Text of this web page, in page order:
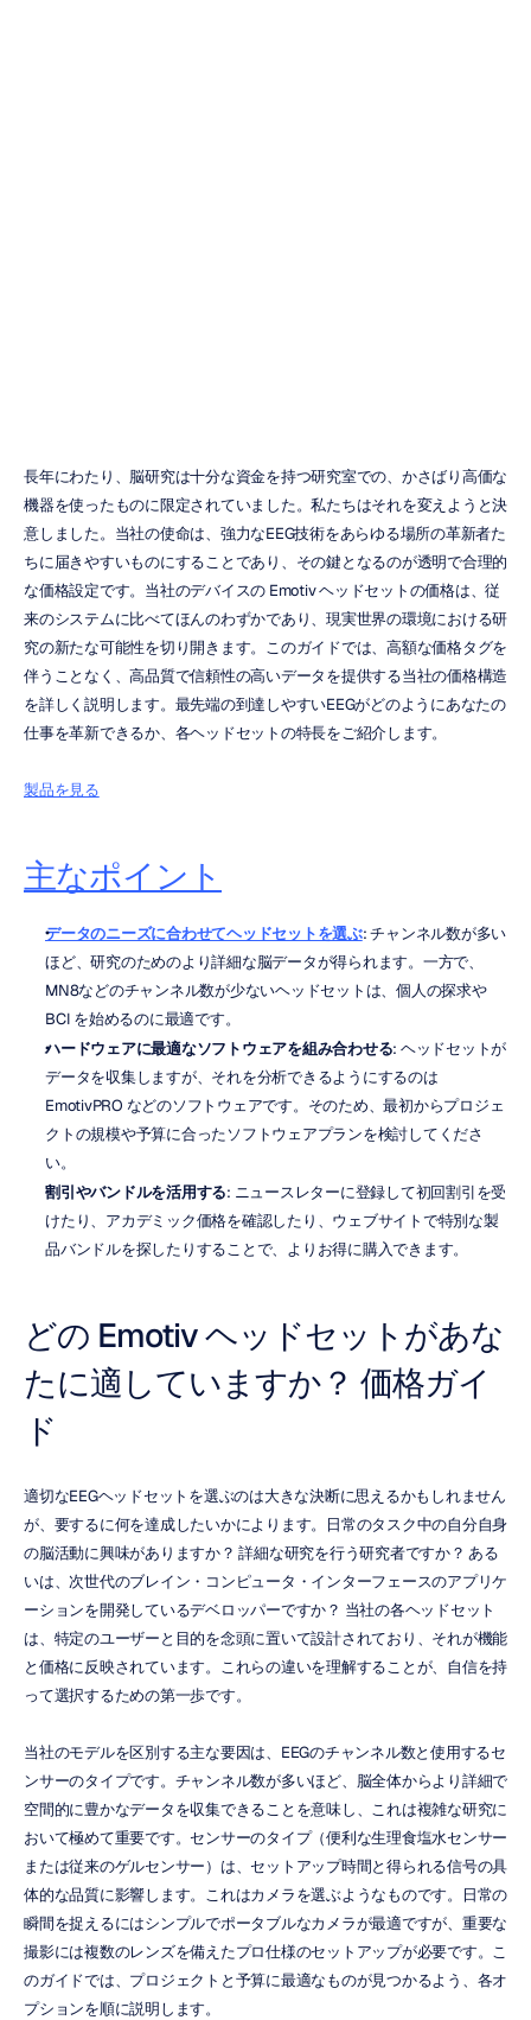
長年にわたり、脳研究は十分な資金を持つ研究室での、かさばり高価な
機器を使ったものに限定されていました。私たちはそれを変えようと決
意しました。当社の使命は、強力なEEG技術をあらゆる場所の革新者た
ちに届きやすいものにすることであり、その鍵となるのが透明で合理的
な価格設定です。当社のデバイスの Emotiv ヘッドセットの価格は、従
来のシステムに比べてほんのわずかであり、現実世界の環境における研
究の新たな可能性を切り開きます。このガイドでは、高額な価格タグを
伴うことなく、高品質で信頼性の高いデータを提供する当社の価格構造
を詳しく説明します。最先端の到達しやすいEEGがどのようにあなたの
仕事を革新できるか、各ヘッドセットの特長をご紹介します。
製品を見る
主なポイント
データのニーズに合わせてヘッドセットを選ぶ: チャンネル数が多い
ほど、研究のためのより詳細な脳データが得られます。一方で、
MN8などのチャンネル数が少ないヘッドセットは、個人の探求や
BCI を始めるのに最適です。
ハードウェアに最適なソフトウェアを組み合わせる: ヘッドセットが
データを収集しますが、それを分析できるようにするのは
EmotivPRO などのソフトウェアです。そのため、最初からプロジェ
クトの規模や予算に合ったソフトウェアプランを検討してくださ
い。
割引やバンドルを活用する: ニュースレターに登録して初回割引を受
けたり、アカデミック価格を確認したり、ウェブサイトで特別な製
品バンドルを探したりすることで、よりお得に購入できます。
どの Emotiv ヘッドセットがあな
たに適していますか？ 価格ガイ
ド
適切なEEGヘッドセットを選ぶのは大きな決断に思えるかもしれません
が、要するに何を達成したいかによります。日常のタスク中の自分自身
の脳活動に興味がありますか？ 詳細な研究を行う研究者ですか？ ある
いは、次世代のブレイン・コンピュータ・インターフェースのアプリケ
ーションを開発しているデベロッパーですか？ 当社の各ヘッドセット
は、特定のユーザーと目的を念頭に置いて設計されており、それが機能
と価格に反映されています。これらの違いを理解することが、自信を持
って選択するための第一歩です。
当社のモデルを区別する主な要因は、EEGのチャンネル数と使用するセ
ンサーのタイプです。チャンネル数が多いほど、脳全体からより詳細で
空間的に豊かなデータを収集できることを意味し、これは複雑な研究に
おいて極めて重要です。センサーのタイプ（便利な生理食塩水センサー
または従来のゲルセンサー）は、セットアップ時間と得られる信号の具
体的な品質に影響します。これはカメラを選ぶようなものです。日常の
瞬間を捉えるにはシンプルでポータブルなカメラが最適ですが、重要な
撮影には複数のレンズを備えたプロ仕様のセットアップが必要です。こ
のガイドでは、プロジェクトと予算に最適なものが見つかるよう、各オ
プションを順に説明します。